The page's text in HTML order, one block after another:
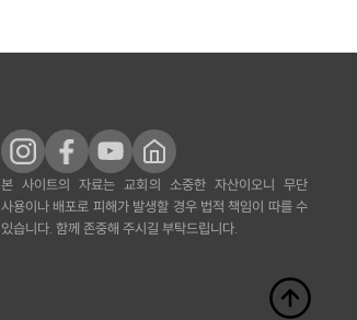
본 사이트의 자료는 교회의 소중한 자산이오니 무단
사용이나 배포로 피해가 발생할 경우 법적 책임이 따를 수
있습니다. 함께 존중해 주시길 부탁드립니다.